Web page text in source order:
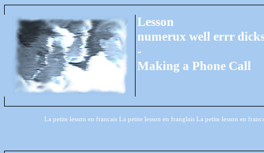
Lesson
numerux well errr dicks
-
Making a Phone Call
La petite lesson en francais La petite lesson en franglais La petite lesson en